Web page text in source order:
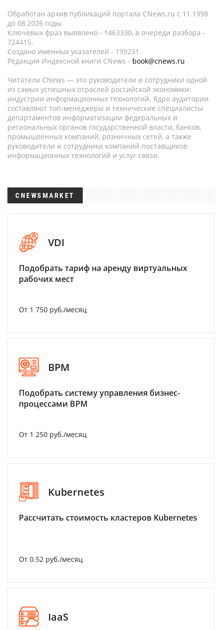
Обработан архив публикаций портала CNews.ru c 11.1998
до 08.2026 годы.
Ключевых фраз выявлено - 1463330, в очереди разбора -
724415.
Создано именных указателей - 199231.
Редакция Индексной книги CNews - book@cnews.ru
Читатели CNews — это руководители и сотрудники одной
из самых успешных отраслей российской экономики:
индустрии информационных технологий. Ядро аудитории
составляют топ-менеджеры и технические специалисты
департаментов информатизации федеральных и
региональных органов государственной власти, банков,
промышленных компаний, розничных сетей, а также
руководители и сотрудники компаний-поставщиков
информационных технологий и услуг связи.
CNEWSMARKET
VDI
Подобрать тариф на аренду виртуальных
рабочих мест
От 1 750 руб./месяц
BPM
Подобрать систему управления бизнес-
процессами BPM
От 1 250 руб./месяц
Kubernetes
Рассчитать стоимость кластеров Kubernetes
От 0.52 руб./месяц
IaaS